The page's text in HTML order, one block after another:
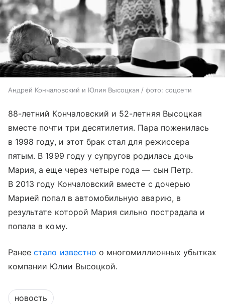
Андрей Кончаловский и Юлия Высоцкая / фото: соцсети
88-летний Кончаловский и 52-летняя Высоцкая
вместе почти три десятилетия. Пара поженилась
в 1998 году, и этот брак стал для режиссера
пятым. В 1999 году у супругов родилась дочь
Мария, а еще через четыре года — сын Петр.
В 2013 году Кончаловский вместе с дочерью
Марией попал в автомобильную аварию, в
результате которой Мария сильно пострадала и
попала в кому.
Ранеестало известно о многомиллионных убытках
компании Юлии Высоцкой.
новость